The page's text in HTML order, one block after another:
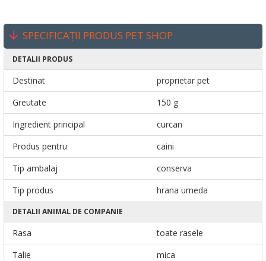
SPECIFICAȚII PRODUS PET SHOP
DETALII PRODUS
Destinat
proprietar pet
Greutate
150 g
Ingredient principal
curcan
Produs pentru
caini
Tip ambalaj
conserva
Tip produs
hrana umeda
DETALII ANIMAL DE COMPANIE
Rasa
toate rasele
Talie
mica